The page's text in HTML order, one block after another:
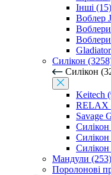
Інші (15)
Воблер
Силікон
Силікон
Keitech
RELAX
Savage
Силікон
Мандули (253)
Поролонові